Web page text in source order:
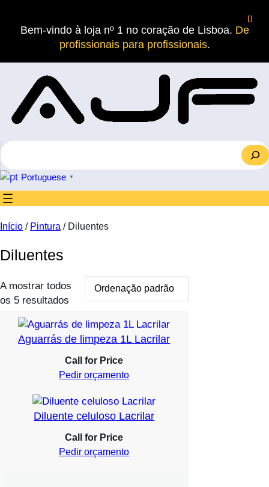
Bem-vindo à loja nº 1 no coração de Lisboa. De
profissionais para profissionais.
S
e
a
r
c
Portuguese ▼
Início / Pintura / Diluentes
Diluentes
A mostrar todos
os 5 resultados
Aguarrás de limpeza 1L Lacrilar
Call for Price
Pedir orçamento
Diluente celuloso Lacrilar
Call for Price
Pedir orçamento